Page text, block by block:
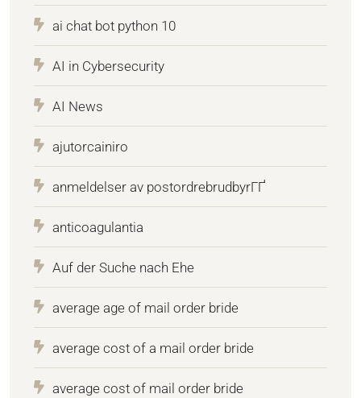
ai chat bot python 10
AI in Cybersecurity
AI News
ajutorcainiro
anmeldelser av postordrebrudbyrГҐ
anticoagulantia
Auf der Suche nach Ehe
average age of mail order bride
average cost of a mail order bride
average cost of mail order bride